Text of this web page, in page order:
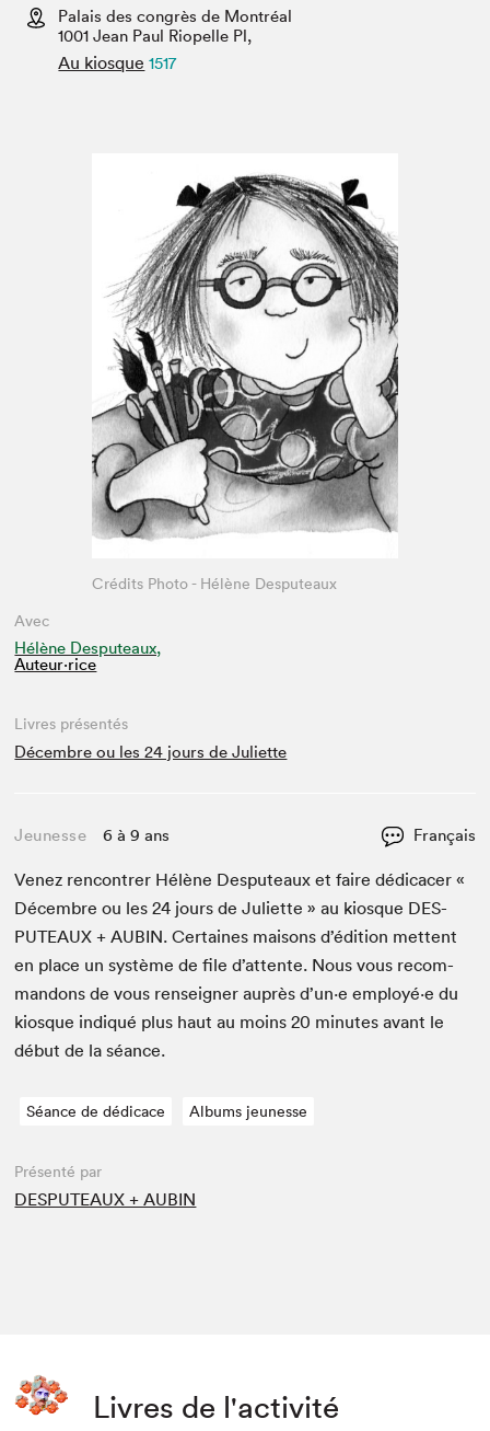
Espace médias
Palais des congrès de Montréal
1001 Jean Paul Riopelle Pl,
Au kiosque 1517
Avec
Hélène Desputeaux,
Auteur·rice
Crédits Photo - Hélène Desputeaux
Livres présentés
Décembre ou les 24 jours de Juliette
Jeunesse 6 à 9 ans Français
Venez ren­con­tr­er Hélène Des­puteaux et faire dédi­cac­er «
Décem­bre ou les24 jours de Juli­ette » au kiosque DES­
PUTEAUX +AUBIN. Cer­taines maisons d’édi­tion met­tent
en place un sys­tème de file d’at­tente. Nous vous recom­
man­dons de vous ren­seign­er auprès d’un·e employé·e du
kiosque indiqué plus haut au moins20 min­utes avant le
début de la séance.
Séance de dédicace Albums jeunesse
Présenté par
DESPUTEAUX + AUBIN
Livres de l'activité